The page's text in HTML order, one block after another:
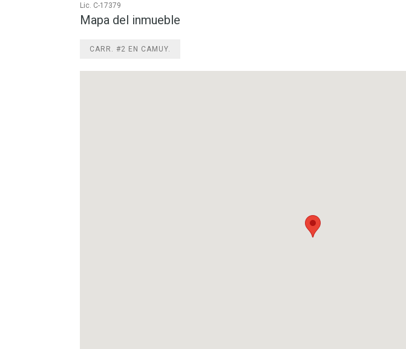
Lic. C-17379
Mapa del inmueble
CARR. #2 EN CAMUY.